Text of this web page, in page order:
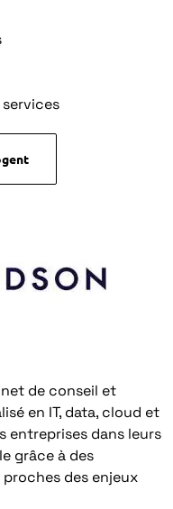
de conseil et
en IT, data, cloud et
entreprises dans leurs
grâce à des
des enjeux